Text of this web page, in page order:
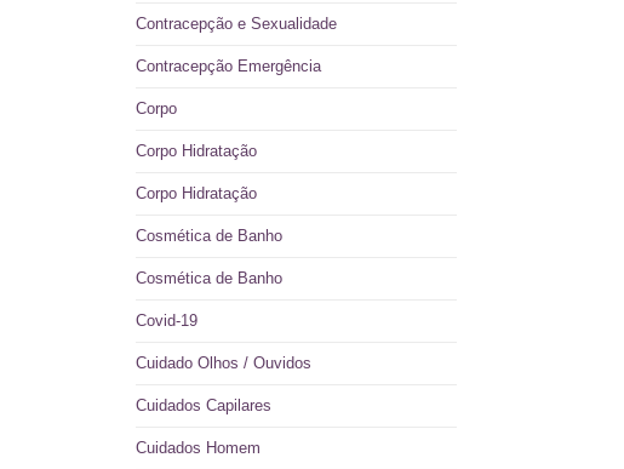
Contracepção e Sexualidade
Contracepção Emergência
Corpo
Corpo Hidratação
Corpo Hidratação
Cosmética de Banho
Cosmética de Banho
Covid-19
Cuidado Olhos / Ouvidos
Cuidados Capilares
Cuidados Homem